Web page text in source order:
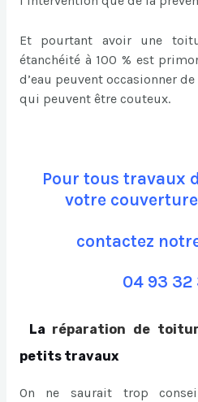
Et pourtant avoir une
étanchéité à 100 % est
d’eau peuvent occasionner
qui peuvent être couteux.
Pour tous travaux
votre
contactez
04 93 32
La réparation de
petits travaux
On ne saurait trop